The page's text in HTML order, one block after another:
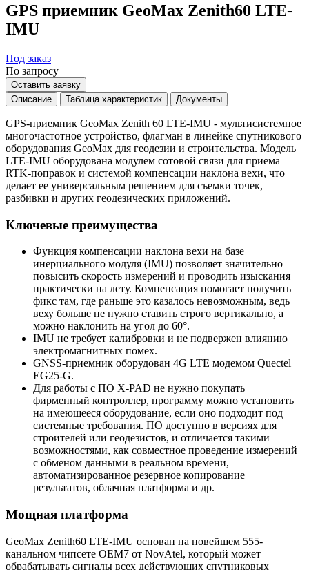
GPS приемник GeoMax Zenith60 LTE-
IMU
Под заказ
По запросу
Оставить заявку
Описание
Таблица характеристик Документы
GPS-приемник GeoMax Zenith 60 LTE-IMU - мультисистемное
многочастотное устройство, флагман в линейке спутникового
оборудования GeoMax для геодезии и строительства. Модель
LTE-IMU оборудована модулем сотовой связи для приема
RTK-поправок и системой компенсации наклона вехи, что
делает ее универсальным решением для съемки точек,
разбивки и других геодезических приложений.
Ключевые преимущества
Функция компенсации наклона вехи на базе
инерциального модуля (IMU) позволяет значительно
повысить скорость измерений и проводить изыскания
практически на лету. Компенсация помогает получить
фикс там, где раньше это казалось невозможным, ведь
веху больше не нужно ставить строго вертикально, а
можно наклонить на угол до 60°.
IMU не требует калибровки и не подвержен влиянию
электромагнитных помех.
GNSS-приемник оборудован 4G LTE модемом Quectel
EG25-G.
Для работы с ПО X-PAD не нужно покупать
фирменный контроллер, программу можно установить
на имеющееся оборудование, если оно подходит под
системные требования. ПО доступно в версиях для
строителей или геодезистов, и отличается такими
возможностями, как совместное проведение измерений
с обменом данными в реальном времени,
автоматизированное резервное копирование
результатов, облачная платформа и др.
Мощная платформа
GeoMax Zenith60 LTE-IMU основан на новейшем 555-
канальном чипсете OEM7 от NovAtel, который может
обрабатывать сигналы всех действующих спутниковых